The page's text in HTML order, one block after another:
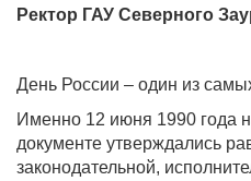
Ректор ГАУ Северного
День России – один из
Именно 12 июня 1990 года
документе утверждались
законодательной,